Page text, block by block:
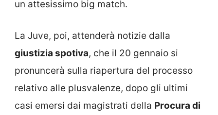
un attesissimo big match.
La Juve, poi, attenderà notizie dalla
giustizia spotiva, che il 20 gennaio si
pronuncerà sulla riapertura del processo
relativo alle plusvalenze, dopo gli ultimi
casi emersi dai magistrati della Procura di